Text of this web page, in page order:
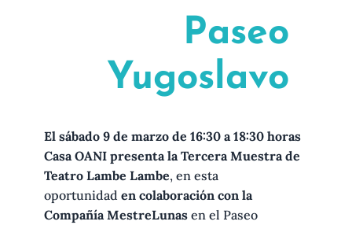
Paseo
Yugoslavo
El sábado 9 de marzo de 16:30 a 18:30 horas
Casa OANI presenta la Tercera Muestra de
Teatro Lambe Lambe, en esta
oportunidad en colaboración con la
Compañía MestreLunas en el Paseo